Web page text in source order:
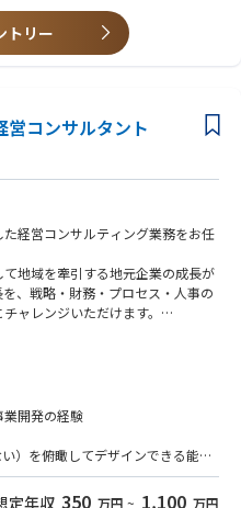
企画及び実施
継続する力
ローし合える風土がある、アット
ナー等のセミナーや研修も行なっ
、保険の専門知識を身につけ、グ
献できるやりがいの大きな仕事で
ワークライフバランスを保って長
トリー
営コンサルタント
経営コンサルティング業務をお任
地域を牽引する地元企業の成長が
、戦略・財務・プロセス・人事の
ャレンジいただけます。
による企画立案、リサーチ、リソ
よびファンド投資先に対するハン
業開発の経験
）を俯瞰してデザインできる能力
定年収 350 万円 ~ 1,100 万円